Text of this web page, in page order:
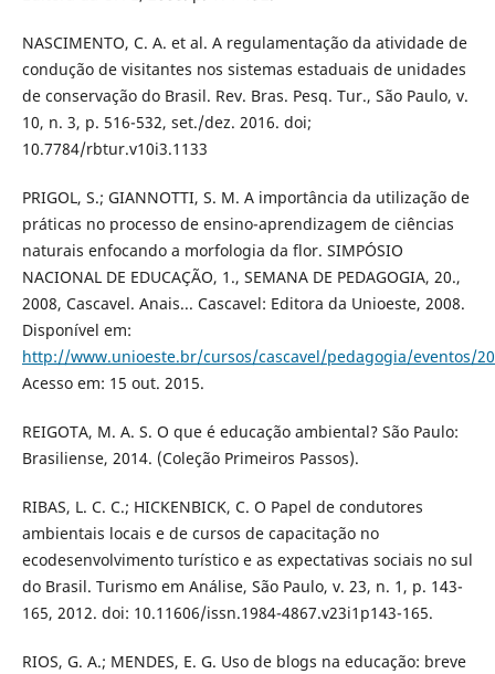
NASCIMENTO, C. A. et al. A regulamentação da atividade de
condução de visitantes nos sistemas estaduais de unidades
de conservação do Brasil. Rev. Bras. Pesq. Tur., São Paulo, v.
10, n. 3, p. 516-532, set./dez. 2016. doi;
10.7784/rbtur.v10i3.1133
PRIGOL, S.; GIANNOTTI, S. M. A importância da utilização de
práticas no processo de ensino-aprendizagem de ciências
naturais enfocando a morfologia da flor. SIMPÓSIO
NACIONAL DE EDUCAÇÃO, 1., SEMANA DE PEDAGOGIA, 20.,
2008, Cascavel. Anais... Cascavel: Editora da Unioeste, 2008.
Disponível em:
http://www.unioeste.br/cursos/cascavel/pedagogia/eventos/
Acesso em: 15 out. 2015.
REIGOTA, M. A. S. O que é educação ambiental? São Paulo:
Brasiliense, 2014. (Coleção Primeiros Passos).
RIBAS, L. C. C.; HICKENBICK, C. O Papel de condutores
ambientais locais e de cursos de capacitação no
ecodesenvolvimento turístico e as expectativas sociais no sul
do Brasil. Turismo em Análise, São Paulo, v. 23, n. 1, p. 143-
165, 2012. doi: 10.11606/issn.1984-4867.v23i1p143-165.
RIOS, G. A.; MENDES, E. G. Uso de blogs na educação: breve